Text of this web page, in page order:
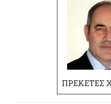
ΠΡΕΚΕΤΕΣ